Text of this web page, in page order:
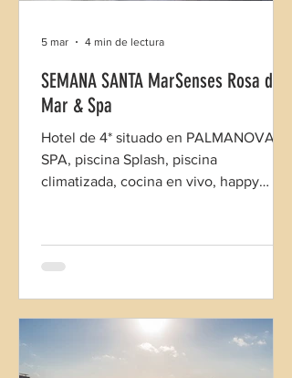
SEMANA SANTA MarSenses Rosa del
Mar & Spa
Hotel de 4* situado en PALMANOVA,
SPA, piscina Splash, piscina
climatizada, cocina en vivo, happy
5 mar 4 min de lectura